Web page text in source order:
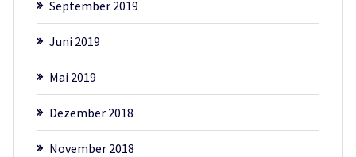
September 2019
Juni 2019
Mai 2019
Dezember 2018
November 2018